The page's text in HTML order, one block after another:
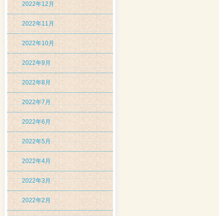
2022年12月
2022年11月
2022年10月
2022年9月
2022年8月
2022年7月
2022年6月
2022年5月
2022年4月
2022年3月
2022年2月